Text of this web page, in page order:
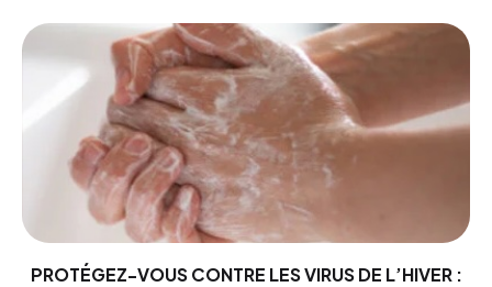
PROTÉGEZ-VOUS CONTRE LES VIRUS DE L’HIVER :